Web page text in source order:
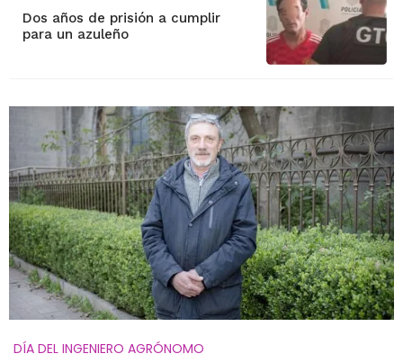
Dos años de prisión a cumplir
para un azuleño
DÍA DEL INGENIERO AGRÓNOMO